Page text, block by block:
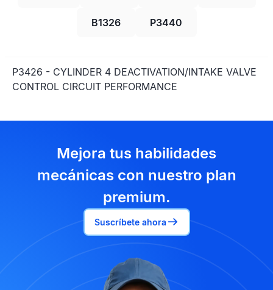
B1326 P3440
P3426 - CYLINDER 4 DEACTIVATION/INTAKE VALVE
CONTROL CIRCUIT PERFORMANCE
Mejora tus habilidades
mecánicas con nuestro plan
premium.
Suscríbete ahora